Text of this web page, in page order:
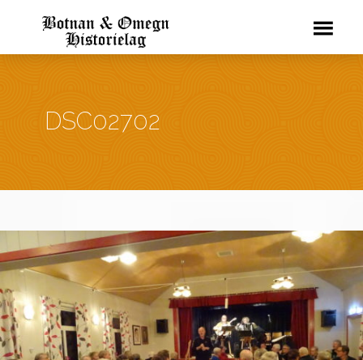
DSC02702